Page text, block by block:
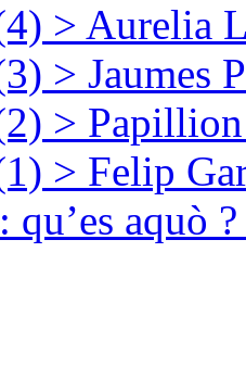
> Aurelia
> Jaumes
>
> Felip
qu’es aquò